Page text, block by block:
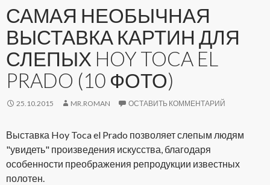
САМАЯ НЕОБЫЧНАЯ
ВЫСТАВКА КАРТИН ДЛЯ
СЛЕПЫХ HOY TOCA EL
PRADO (10 ФОТО)
25.10.2015 MR.ROMAN ОСТАВИТЬ КОММЕНТАРИЙ
Выставка Hoy Toca el Prado позволяет слепым людям
"увидеть" произведения искусства, благодаря
особенности преображения репродукции известных
полотен.